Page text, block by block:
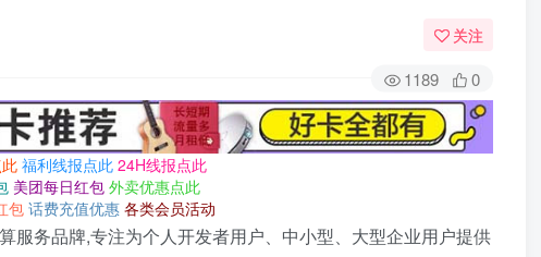
关注
1189 0
福利线报点此 24H线报点此
美团每日红包 外卖优惠点此
包 话费充值优惠 各类会员活动
服务品牌,专注为个人开发者用户、中小型、大型企业用户提供